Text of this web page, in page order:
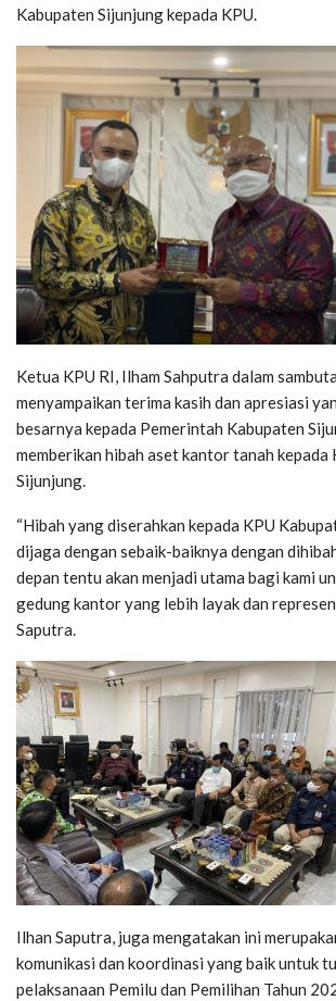
Kabupaten Sijunjung kepada KPU.
Ketua KPU RI, Ilham Sahputra dalam
menyampaikan terima kasih dan apresiasi
besarnya kepada Pemerintah Kabupaten
memberikan hibah aset kantor tanah kepada
Sijunjung.
“Hibah yang diserahkan kepada KPU
dijaga dengan sebaik-baiknya dengan
depan tentu akan menjadi utama bagi kami
gedung kantor yang lebih layak dan
Saputra.
Ilhan Saputra, juga mengatakan ini
komunikasi dan koordinasi yang baik untuk
pelaksanaan Pemilu dan Pemilihan Tahun